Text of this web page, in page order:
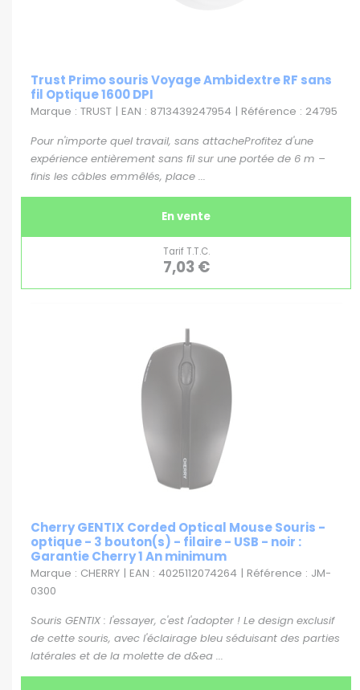
Trust Primo souris Voyage Ambidextre RF sans
fil Optique 1600 DPI
Marque : TRUST | EAN : 8713439247954 | Référence : 24795
Pour n'importe quel travail, sans attacheProfitez d'une
expérience entièrement sans fil sur une portée de 6 m –
finis les câbles emmêlés, place ...
En vente
Tarif T.T.C.
7,03 €
Cherry GENTIX Corded Optical Mouse Souris -
optique - 3 bouton(s) - filaire - USB - noir :
Garantie Cherry 1 An minimum
Marque : CHERRY | EAN : 4025112074264 | Référence : JM-
0300
Souris GENTIX : l'essayer, c'est l'adopter ! Le design exclusif
de cette souris, avec l'éclairage bleu séduisant des parties
latérales et de la molette de d&ea ...